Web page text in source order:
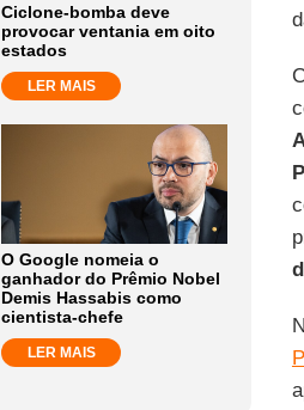
Ciclone-bomba deve
provocar ventania em oito
estados
LER MAIS
O Google nomeia o
ganhador do Prêmio Nobel
Demis Hassabis como
cientista-chefe
LER MAIS